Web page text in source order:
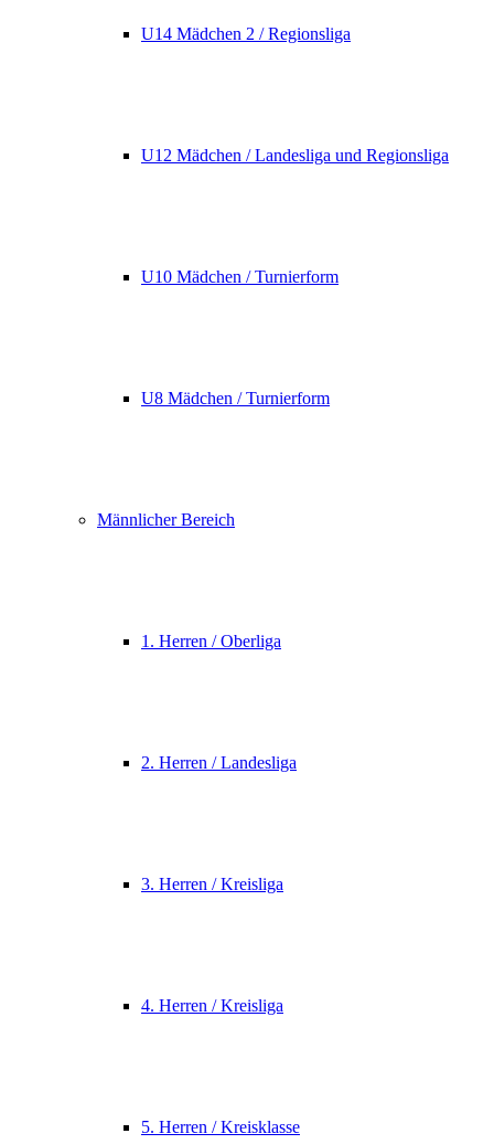
U14 Mädchen 2 / Regionsliga
U12 Mädchen / Landesliga und Regionsliga
U10 Mädchen / Turnierform
U8 Mädchen / Turnierform
Männlicher Bereich
1. Herren / Oberliga
2. Herren / Landesliga
3. Herren / Kreisliga
4. Herren / Kreisliga
5. Herren / Kreisklasse